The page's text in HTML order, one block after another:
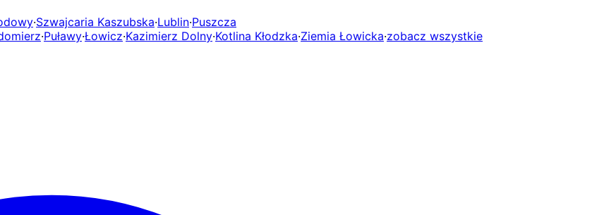
·Szwajcaria Kaszubska·Lublin·Puszcza
·Puławy·Łowicz·Kazimierz Dolny·Kotlina Kłodzka·Ziemia Łowicka·zobacz wszystkie